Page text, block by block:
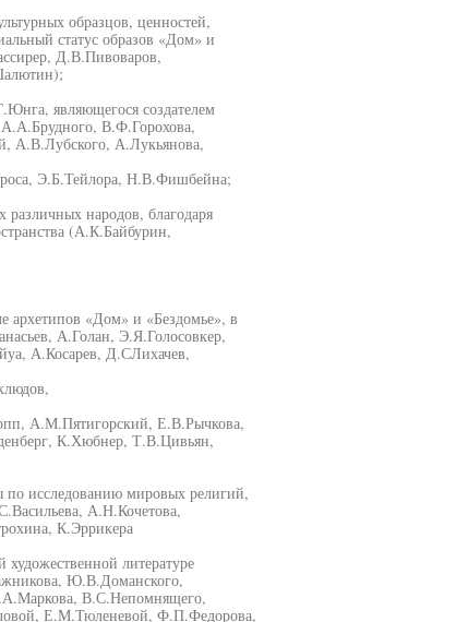
образцов, ценностей,
статус образов «Дом» и
Д.В.Пивоваров,
являющегося создателем
В.Ф.Горохова,
А.В.Лубского, А.Лукьянова,
Э.Б.Тейлора, Н.В.Фишбейна;
народов, благодаря
(А.К.Байбурин,
архетипов «Дом» и «Бездомье», в
А.Голан, Э.Я.Голосовкер,
А.Косарев, Д.СЛихачев,
А.М.Пятигорский, Е.В.Рычкова,
К.Хюбнер, Т.В.Цивьян,
исследованию мировых религий,
А.Н.Кочетова,
К.Эррикера
литературе
Ю.В.Доманского,
В.С.Непомнящего,
Е.М.Тюленевой, Ф.П.Федорова,